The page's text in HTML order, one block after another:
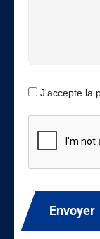
J'accepte la
Envoyer